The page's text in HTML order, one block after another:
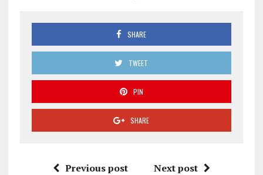
SHARE
TWEET
PIN
SHARE
Previous post Next post